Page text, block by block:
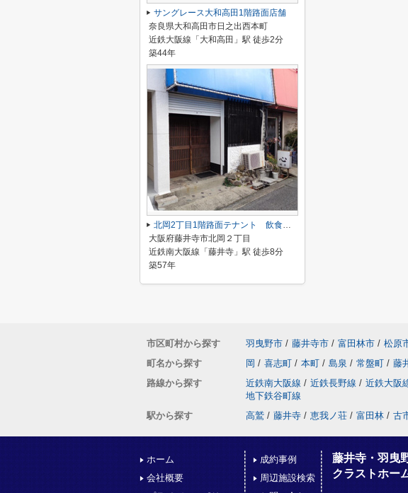
サングレース大和高田1階路面店舗
奈良県大和高田市日之出西本町
近鉄大阪線「大和高田」駅 徒歩2分
築44年
北岡2丁目1階路面テナント 飲食可能
大阪府藤井寺市北岡２丁目
近鉄南大阪線「藤井寺」駅 徒歩8分
築57年
市区町村から探す 羽曳野市 / 藤井寺市 / 富田林市 / 松原
町名から探す
岡 / 喜志町 / 本町 / 島泉 / 常盤町 / 藤
路線から探す
近鉄南大阪線 / 近鉄長野線 / 近鉄大阪
地下鉄谷町線
駅から探す
高鷲 / 藤井寺 / 恵我ノ荘 / 富田林 / 古
ホーム
会社概要
成約事例
周辺施設検索
藤井寺・羽曳
クラストホー